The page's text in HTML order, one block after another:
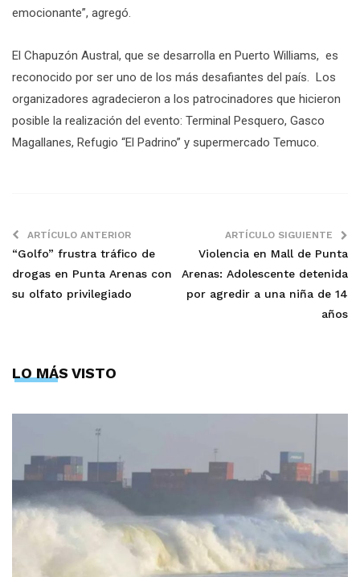
emocionante”, agregó.
El Chapuzón Austral, que se desarrolla en Puerto Williams, es
reconocido por ser uno de los más desafiantes del país. Los
organizadores agradecieron a los patrocinadores que hicieron
posible la realización del evento: Terminal Pesquero, Gasco
Magallanes, Refugio “El Padrino” y supermercado Temuco.
ARTÍCULO ANTERIOR
“Golfo” frustra tráfico de
drogas en Punta Arenas con
su olfato privilegiado
ARTÍCULO SIGUIENTE
Violencia en Mall de Punta
Arenas: Adolescente detenida
por agredir a una niña de 14
años
LO MÁS VISTO